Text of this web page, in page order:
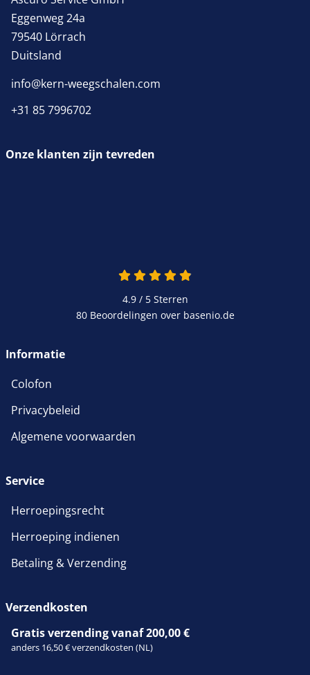
Eggenweg 24a
79540 Lörrach
Duitsland
info@kern-weegschalen.com
+31 85 7996702
Onze klanten zijn tevreden
4.9 / 5Sterren
80 Beoordelingen over basenio.de
Informatie
Colofon
Privacybeleid
Algemene voorwaarden
Service
Herroepingsrecht
Herroeping indienen
Betaling & Verzending
Verzendkosten
Gratis verzending vanaf 200,00 €
anders 16,50 € verzendkosten (NL)